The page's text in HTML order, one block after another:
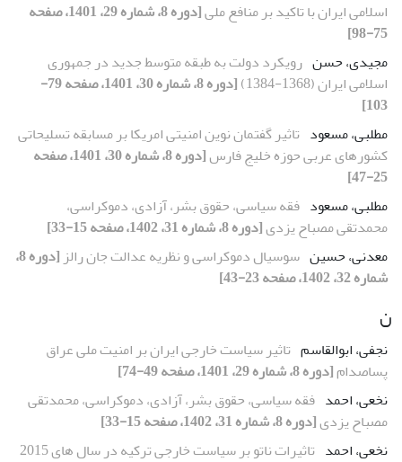
اسلامی ایران با تاکید بر منافع ملی
[دوره 8، شماره 29، 1401، صفحه
75-98]
مجیدی، حسن رویکرد دولت به طبقه متوسط جدید در جمهوری
اسلامی ایران (1368-1384)
[دوره 8، شماره 30، 1401، صفحه 79-
103]
مطلبی، مسعود تاثیر گفتمان نوین امنیتی امریکا بر مسابقه تسلیحاتی
کشورهای عربی حوزه خلیج فارس
[دوره 8، شماره 30، 1401، صفحه
25-47]
مطلبی، مسعود فقه سیاسی، حقوق بشر، آزادی، دموکراسی،
محمدتقی مصباح یزدی[دوره 8، شماره 31، 1402، صفحه 15-33]
معدنی، حسین سوسیال دموکراسی و نظریه عدالت جان رالز
[دوره 8،
شماره 32، 1402، صفحه 23-43]
ن
نجفی، ابوالقاسم تاثیر سیاست خارجی ایران بر امنیت ملی عراق
پساصدام[دوره 8، شماره 29، 1401، صفحه 49-74]
نخعی، احمد فقه سیاسی، حقوق بشر، آزادی، دموکراسی، محمدتقی
مصباح یزدی[دوره 8، شماره 31، 1402، صفحه 15-33]
نخعی، احمد
تاثیرات ناتو بر سیاست خارجی ترکیه در سال های 2015